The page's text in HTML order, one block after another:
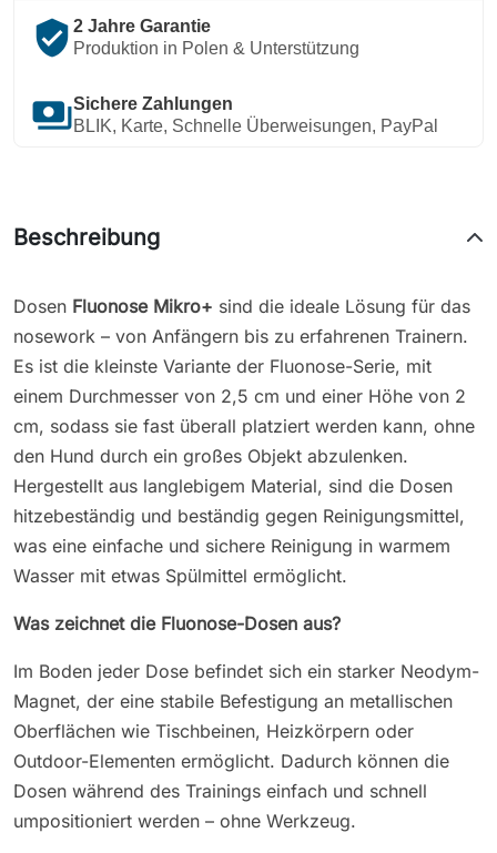
verified_user 2 Jahre Garantie
Produktion in Polen & Unterstützung
paymentsSichere Zahlungen
BLIK, Karte, Schnelle Überweisungen, PayPal
Beschreibung
Dosen Fluonose Mikro+ sind die ideale Lösung für das
nosework – von Anfängern bis zu erfahrenen Trainern.
Es ist die kleinste Variante der Fluonose-Serie, mit
einem Durchmesser von 2,5 cm und einer Höhe von 2
cm, sodass sie fast überall platziert werden kann, ohne
den Hund durch ein großes Objekt abzulenken.
Hergestellt aus langlebigem Material, sind die Dosen
hitzebeständig und beständig gegen Reinigungsmittel,
was eine einfache und sichere Reinigung in warmem
Wasser mit etwas Spülmittel ermöglicht.
Was zeichnet die Fluonose-Dosen aus?
Im Boden jeder Dose befindet sich ein starker Neodym-
Magnet, der eine stabile Befestigung an metallischen
Oberflächen wie Tischbeinen, Heizkörpern oder
Outdoor-Elementen ermöglicht. Dadurch können die
Dosen während des Trainings einfach und schnell
umpositioniert werden – ohne Werkzeug.